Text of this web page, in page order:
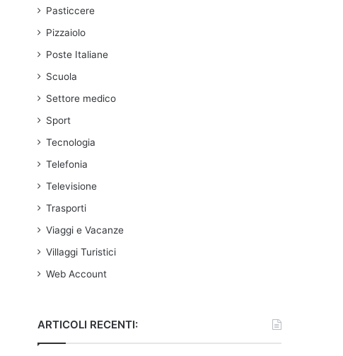
Pasticcere
Pizzaiolo
Poste Italiane
Scuola
Settore medico
Sport
Tecnologia
Telefonia
Televisione
Trasporti
Viaggi e Vacanze
Villaggi Turistici
Web Account
ARTICOLI RECENTI: